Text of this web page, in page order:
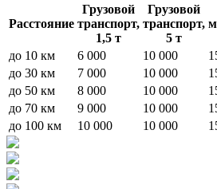
Расстояние
Грузовой
транспорт,
1,5 т
Грузовой
транспорт,
5 т
до 10 км
6 000 10 000
до 30 км
7 000 10 000
до 50 км
8 000 10 000
до 70 км
9 000 10 000
до 100 км
10 000 10 000